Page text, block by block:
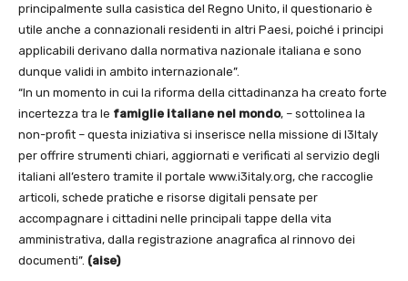
principalmente sulla casistica del Regno Unito, il questionario è
utile anche a connazionali residenti in altri Paesi, poiché i principi
applicabili derivano dalla normativa nazionale italiana e sono
dunque validi in ambito internazionale”.
“In un momento in cui la riforma della cittadinanza ha creato forte
incertezza tra le famiglie italiane nel mondo, – sottolinea la
non-profit – questa iniziativa si inserisce nella missione di I3Italy
per offrire strumenti chiari, aggiornati e verificati al servizio degli
italiani all’estero tramite il portale www.i3italy.org, che raccoglie
articoli, schede pratiche e risorse digitali pensate per
accompagnare i cittadini nelle principali tappe della vita
amministrativa, dalla registrazione anagrafica al rinnovo dei
documenti”. (aise)